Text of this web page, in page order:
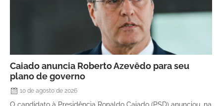
Caiado anuncia Roberto Azevêdo para seu
plano de governo
10 de agosto de 2026
O candidato à Presidência Ronaldo Caiado (PSD) anunciou, na